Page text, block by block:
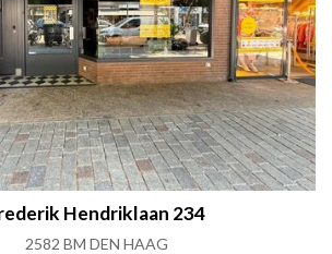
Hendriklaan 234
2582 BM DEN HAAG